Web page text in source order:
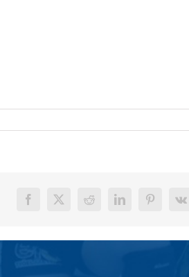
Facebook
X Reddit LinkedInPinterest
Vk